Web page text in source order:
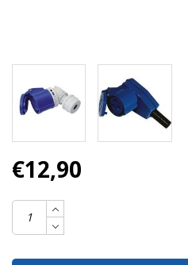
€12,90